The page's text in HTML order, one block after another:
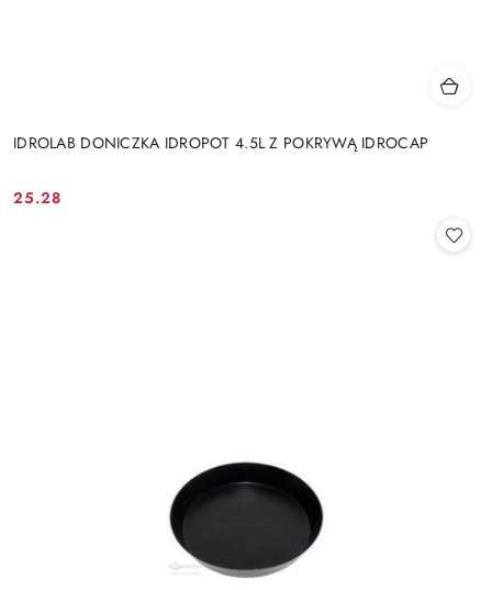
IDROLAB DONICZKA IDROPOT 4.5L Z POKRYWĄ IDROCAP
Cena:
25.28